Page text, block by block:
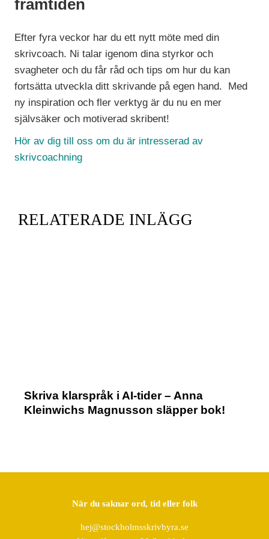
framtiden
Efter fyra veckor har du ett nytt möte med din
skrivcoach. Ni talar igenom dina styrkor och
svagheter och du får råd och tips om hur du kan
fortsätta utveckla ditt skrivande på egen hand.
Med
ny inspiration och fler verktyg är du nu en mer
självsäker och motiverad skribent!
Hör av dig till oss om du är intresserad av
skrivcoachning
RELATERADE INLÄGG
Skriva klarspråk i AI-tider – Anna
Kleinwichs Magnusson släpper bok!
När du saknar ord, tid eller folk
hej@stockholmsskrivbyra.se